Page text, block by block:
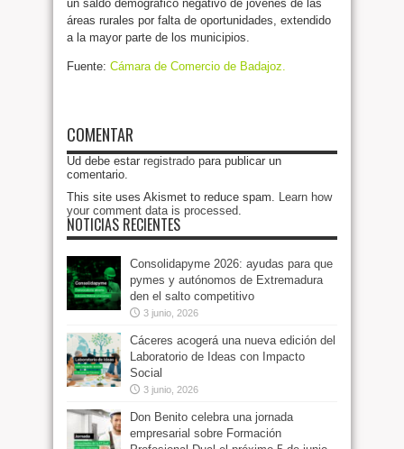
un saldo demográfico negativo de jóvenes de las
áreas rurales por falta de oportunidades, extendido
a la mayor parte de los municipios.
Fuente: Cámara de Comercio de Badajoz.
COMENTAR
Ud debe estar registrado para publicar un
comentario.
This site uses Akismet to reduce spam. Learn how
your comment data is processed.
NOTICIAS RECIENTES
Consolidapyme 2026: ayudas para que
pymes y autónomos de Extremadura
den el salto competitivo
3 junio, 2026
Cáceres acogerá una nueva edición del
Laboratorio de Ideas con Impacto
Social
3 junio, 2026
Don Benito celebra una jornada
empresarial sobre Formación